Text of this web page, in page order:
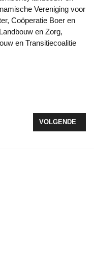
Vereniging voor
Coöperatie Boer en
en Zorg,
en Transitiecoalitie
'EEN AVOND PUUR!
VOLGENDE
VOLGENDE